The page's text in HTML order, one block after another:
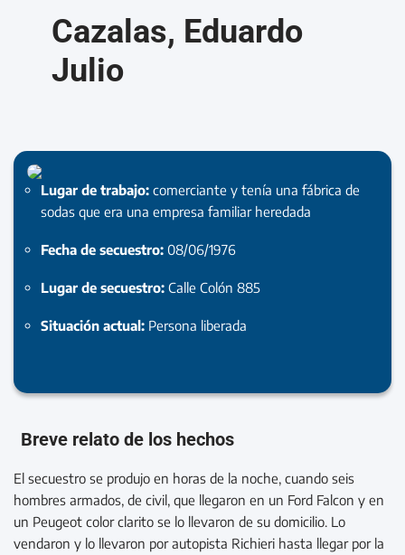
Cazalas, Eduardo
Julio
Lugar de trabajo: comerciante y tenía una fábrica de
sodas que era una empresa familiar heredada
Fecha de secuestro: 08/06/1976
Lugar de secuestro: Calle Colón 885
Situación actual: Persona liberada
Breve relato de los hechos
El secuestro se produjo en horas de la noche, cuando seis
hombres armados, de civil, que llegaron en un Ford Falcon y en
un Peugeot color clarito se lo llevaron de su domicilio. Lo
vendaron y lo llevaron por autopista Richieri hasta llegar por la